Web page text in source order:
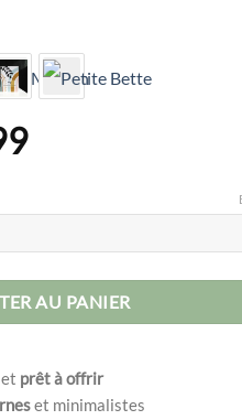
AU PANIER
prêt à offrir
et minimalistes